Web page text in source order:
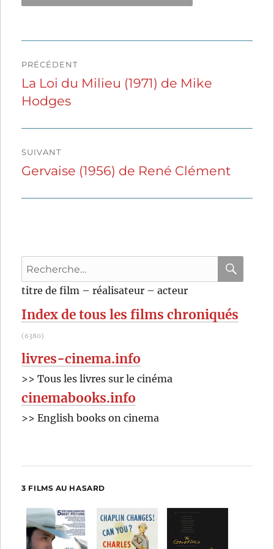
de
l’article
PRÉCÉDENT
Publication
précédente :
La Loi du Milieu (1971) de Mike
Hodges
SUIVANT
Publication
Gervaise (1956) de René Clément
Recherche
pour
:
titre de film – réalisateur – acteur
Index de tous les films chroniqués
(6380)
livres-cinema.info
>> Tous les livres sur le cinéma
cinemabooks.info
>> English books on cinema
3 FILMS AU HASARD